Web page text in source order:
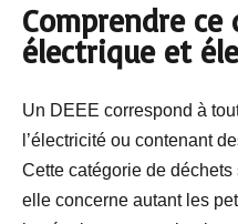
Comprendre ce
électrique et
Un DEEE correspond à
l’électricité ou contenant
Cette catégorie de déchets
elle concerne autant les